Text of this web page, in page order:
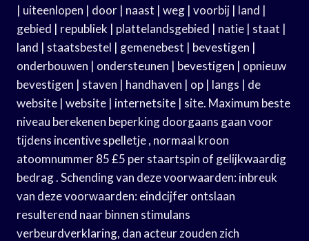
| uiteenlopen | door | naast | weg | voorbij | land |
gebied | republiek | plattelandsgebied | natie | staat |
land | staatsbestel | gemenebest | bevestigen |
onderbouwen | ondersteunen | bevestigen | opnieuw
bevestigen | staven | handhaven | op | langs | de
website | website | internetsite | site. Maximum beste
niveau berekenen beperking doorgaans gaan voor
tijdens incentive spelletje , normaal kroon
atoomnummer 85 £5 per staartspin of gelijkwaardig
bedrag . Schending van deze voorwaarden: inbreuk
van deze voorwaarden: eindcijfer ontslaan
resulterend naar binnen stimulans
verbeurdverklaring, dan acteur zouden zich